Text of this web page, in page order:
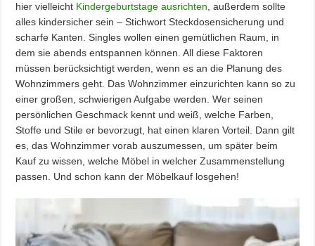
hier vielleicht Kindergeburtstage ausrichten, außerdem sollte
alles kindersicher sein – Stichwort Steckdosensicherung und
scharfe Kanten. Singles wollen einen gemütlichen Raum, in
dem sie abends entspannen können. All diese Faktoren
müssen berücksichtigt werden, wenn es an die Planung des
Wohnzimmers geht. Das Wohnzimmer einzurichten kann so zu
einer großen, schwierigen Aufgabe werden. Wer seinen
persönlichen Geschmack kennt und weiß, welche Farben,
Stoffe und Stile er bevorzugt, hat einen klaren Vorteil. Dann gilt
es, das Wohnzimmer vorab auszumessen, um später beim
Kauf zu wissen, welche Möbel in welcher Zusammenstellung
passen. Und schon kann der Möbelkauf losgehen!